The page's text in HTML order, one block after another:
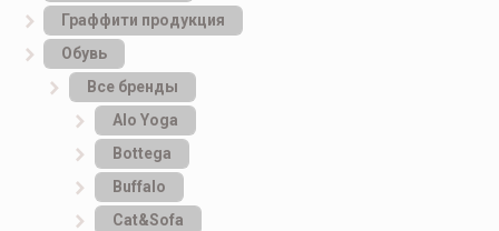
Граффити продукция
Обувь
Все бренды
Alo Yoga
Bottеga
Buffalo
Cat&Sofa